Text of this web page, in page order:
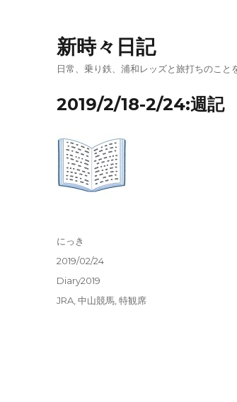
新時々日記
日常、乗り鉄、浦和レッズと旅打ちのこと
2019/2/18-2/24:週記
投
にっき
投
稿
2019/02/24
カ
Diary2019
タ
JRA ,中山競馬 ,特観席